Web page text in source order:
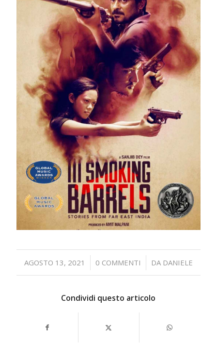
AGOSTO 13, 2021
/ 0 COMMENTI
/ DA DANIELE
Condividi questo articolo